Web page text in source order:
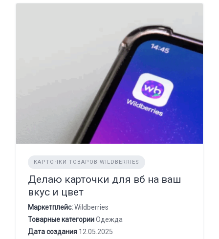
КАРТОЧКИ ТОВАРОВ WILDBERRIES
Делаю карточки для вб на ваш
вкус и цвет
Маркетплейс:Wildberries
Товарные категорииОдежда
Дата создания 12.05.2025